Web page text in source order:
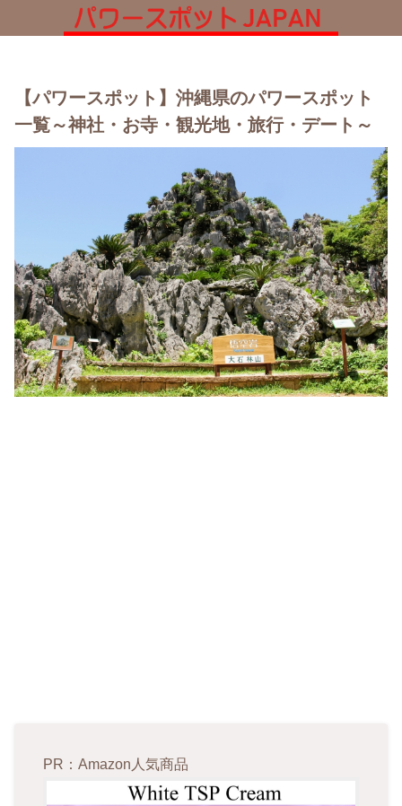
【パワースポット】沖縄県のパワースポット
一覧～神社・お寺・観光地・旅行・デート～
PR：Amazon人気商品